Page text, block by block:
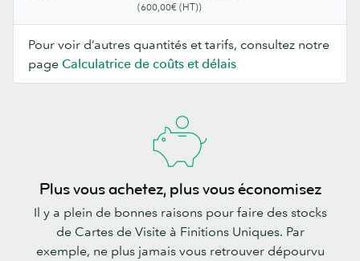
(600,00€ (HT))
Pour voir d’autres quantités et tarifs, consultez notre
page Calculatrice de coûts et délais
Plus vous achetez, plus vous économisez
Il y a plein de bonnes raisons pour faire des stocks
de Cartes de Visite à Finitions Uniques. Par
exemple, ne plus jamais vous retrouver dépourvu